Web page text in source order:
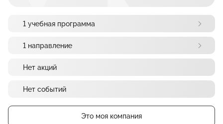
1 учебная программа
1 направление
Нет акций
Нет событий
Это моя компания